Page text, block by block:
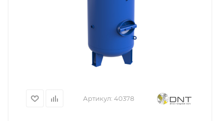
Артикул: 40378